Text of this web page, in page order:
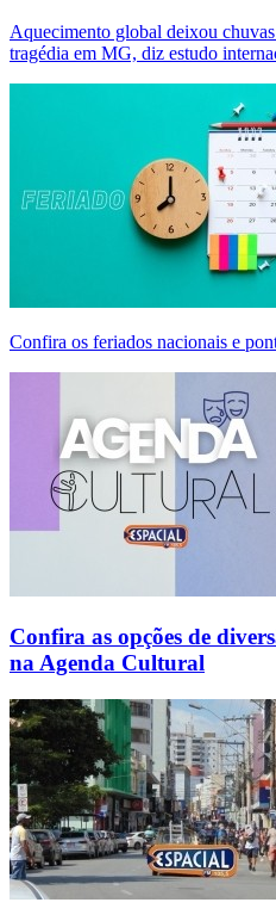
Aquecimento global deixou
tragédia em MG, diz estudo
Confira os feriados nacionais e
Confira as opções de
na Agenda Cultural